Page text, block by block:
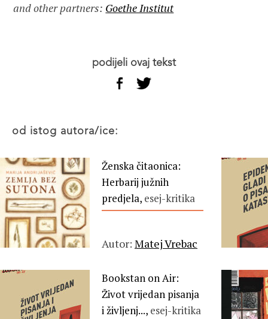
and other partners: Goethe Institut
podijeli ovaj tekst
od istog autora/ice:
Ženska čitaonica:
Herbarij južnih
predjela, esej-kritika
Autor: Matej Vrebac
Bookstan on Air:
Život vrijedan pisanja
i življenj..., esej-kritika